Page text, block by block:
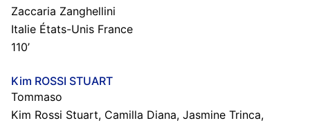
Zaccaria Zanghellini
Italie États-Unis France
110’
Kim ROSSI STUART
Tommaso
Kim Rossi Stuart, Camilla Diana, Jasmine Trinca,